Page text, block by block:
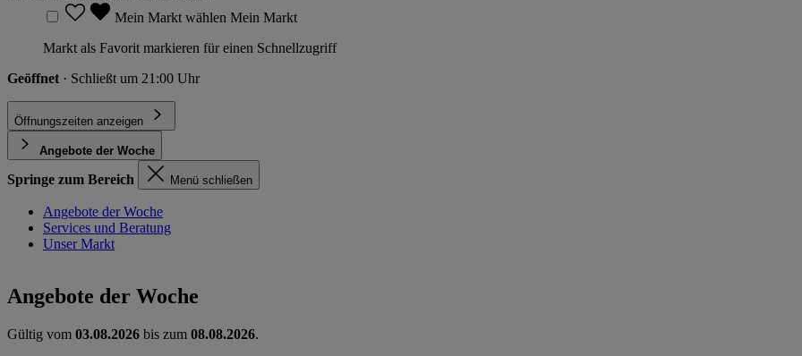
Mein Markt wählen Mein Markt
Markt als Favorit markieren für einen Schnellzugriff
Geöffnet · Schließt um 21:00 Uhr
Öffnungszeiten anzeigen
Angebote der Woche
Springe zum Bereich Menü schließen
Angebote der Woche
Services und Beratung
Unser Markt
Angebote der Woche
Gültig vom 03.08.2026 bis zum 08.08.2026.